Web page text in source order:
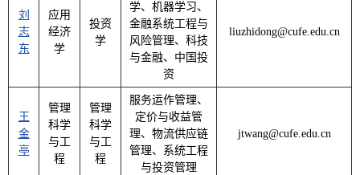
刘
志
东
应用
经济
学
投资
学
学、机器学习、
金融系统工程与
风险管理、科技
与金融、中国投
资
liuzhidong@cufe.edu.cn
王
金
亭
管理
科学
与工
程
管理
科学
与工
程
服务运作管理、
定价与收益管
理、物流供应链
管理、系统工程
与投资管理
jtwang@cufe.edu.cn